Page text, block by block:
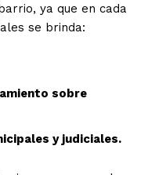
ya que en cada
se brinda:
sobre
y judiciales.